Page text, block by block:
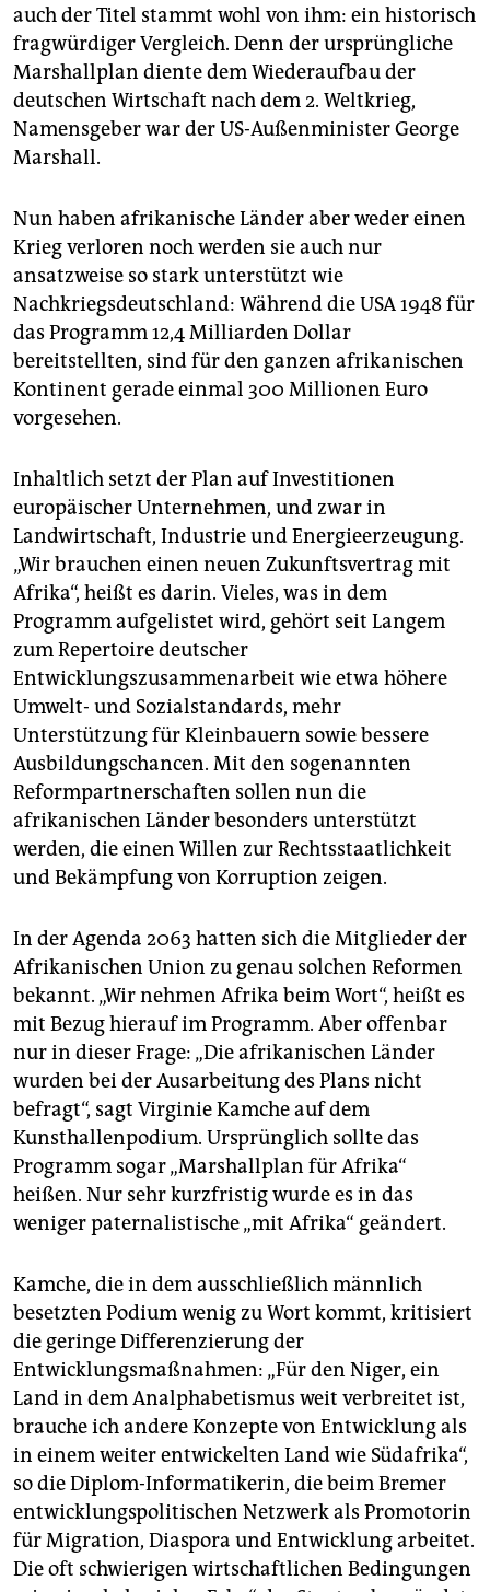
auch der Titel stammt wohl von ihm: ein historisch
fragwürdiger Vergleich. Denn der ursprüngliche
Marshallplan diente dem Wiederaufbau der
deutschen Wirtschaft nach dem 2. Weltkrieg,
Namensgeber war der US-Außenminister George
Marshall.
Nun haben afrikanische Länder aber weder einen
Krieg verloren noch werden sie auch nur
ansatzweise so stark unterstützt wie
Nachkriegsdeutschland: Während die USA 1948 für
das Programm 12,4 Milliarden Dollar
bereitstellten, sind für den ganzen afrikanischen
Kontinent gerade einmal 300 Millionen Euro
vorgesehen.
Inhaltlich setzt der Plan auf Investitionen
europäischer Unternehmen, und zwar in
Landwirtschaft, Industrie und Energieerzeugung.
„Wir brauchen einen neuen Zukunftsvertrag mit
Afrika“, heißt es darin. Vieles, was in dem
Programm aufgelistet wird, gehört seit Langem
zum Repertoire deutscher
Entwicklungszusammenarbeit wie etwa höhere
Umwelt- und Sozialstandards, mehr
Unterstützung für Kleinbauern sowie bessere
Ausbildungschancen. Mit den sogenannten
Reformpartnerschaften sollen nun die
afrikanischen Länder besonders unterstützt
werden, die einen Willen zur Rechtsstaatlichkeit
und Bekämpfung von Korruption zeigen.
In der Agenda 2063 hatten sich die Mitglieder der
Afrikanischen Union zu genau solchen Reformen
bekannt. „Wir nehmen Afrika beim Wort“, heißt es
mit Bezug hierauf im Programm. Aber offenbar
nur in dieser Frage: „Die afrikanischen Länder
wurden bei der Ausarbeitung des Plans nicht
befragt“, sagt Virginie Kamche auf dem
Kunsthallenpodium. Ursprünglich sollte das
Programm sogar „Marshallplan für Afrika“
heißen. Nur sehr kurzfristig wurde es in das
weniger paternalistische „mit Afrika“ geändert.
Kamche, die in dem ausschließlich männlich
besetzten Podium wenig zu Wort kommt, kritisiert
die geringe Differenzierung der
Entwicklungsmaßnahmen: „Für den Niger, ein
Land in dem Analphabetismus weit verbreitet ist,
brauche ich andere Konzepte von Entwicklung als
in einem weiter entwickelten Land wie Südafrika“,
so die Diplom-Informatikerin, die beim Bremer
entwicklungspolitischen Netzwerk als Promotorin
für Migration, Diaspora und Entwicklung arbeitet.
Die oft schwierigen wirtschaftlichen Bedingungen